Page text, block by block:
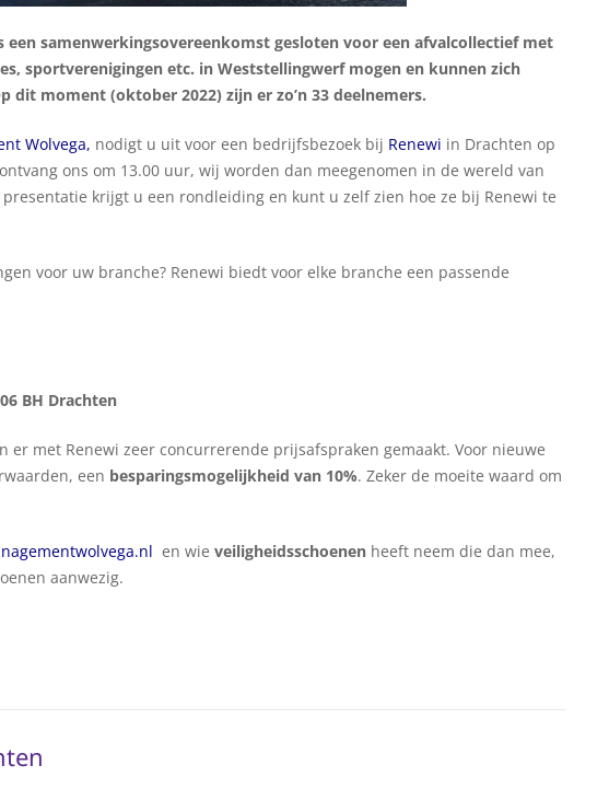
een samenwerkingsovereenkomst gesloten voor een afvalcollectief met
sportverenigingen etc. in Weststellingwerf mogen en kunnen zich
dit moment (oktober 2022) zijn er zo’n 33 deelnemers.
Wolvega, nodigt u uit voor een bedrijfsbezoek bij Renewi in Drachten op
ons om 13.00 uur, wij worden dan meegenomen in de wereld van
krijgt u een rondleiding en kunt u zelf zien hoe ze bij Renewi te
voor uw branche? Renewi biedt voor elke branche een passende
BH Drachten
er met Renewi zeer concurrerende prijsafspraken gemaakt. Voor nieuwe
een besparingsmogelijkheid van 10%. Zeker de moeite waard om
en wie veiligheidsschoenen heeft neem die dan mee,
aanwezig.